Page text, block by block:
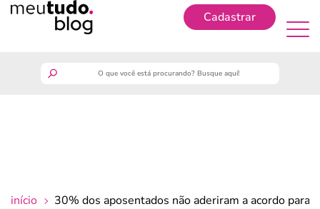
Cadastrar
início 30% dos aposentados não aderiram a acordo para